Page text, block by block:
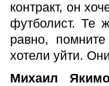
контракт, он
футболист. Те
равно,
хотели уйти.
Михаил